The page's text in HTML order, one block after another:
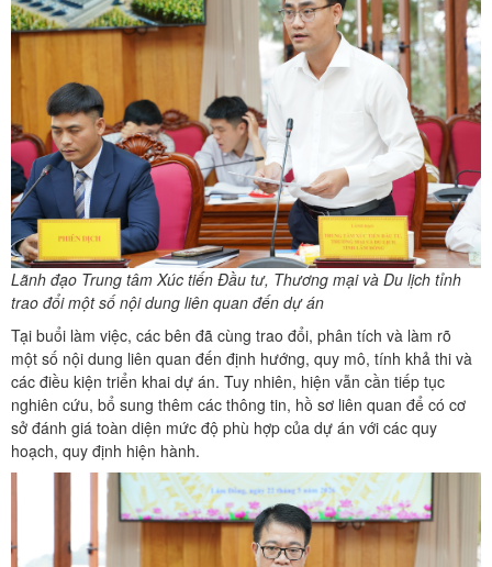
Lãnh đạo Trung tâm Xúc tiến Đầu tư, Thương mại và Du lịch tỉnh
trao đổi một số nội dung liên quan đến dự án
Tại buổi làm việc, các bên đã cùng trao đổi, phân tích và làm rõ
một số nội dung liên quan đến định hướng, quy mô, tính khả thi và
các điều kiện triển khai dự án. Tuy nhiên, hiện vẫn cần tiếp tục
nghiên cứu, bổ sung thêm các thông tin, hồ sơ liên quan để có cơ
sở đánh giá toàn diện mức độ phù hợp của dự án với các quy
hoạch, quy định hiện hành.